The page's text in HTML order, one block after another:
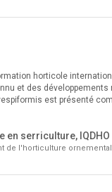
horticole
et des
est présenté
en serriculture, IQDHO
de l'horticulture